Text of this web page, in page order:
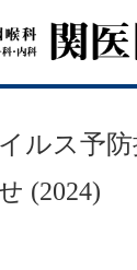
ルス予防
(2024)